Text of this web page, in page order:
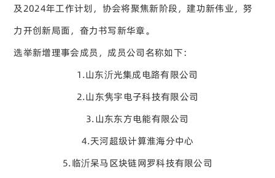
及2024年工作计划，协会将聚焦新阶段，建功新伟业，努
力开创新局面，奋力书写新华章。
选举新增理事会成员，成员公司名称如下：
1.山东沂光集成电路有限公司
2.山东隽宇电子科技有限公司
3.山东东方电能有限公司
4.天河超级计算淮海分中心
5.临沂呆马区块链网罗科技有限公司